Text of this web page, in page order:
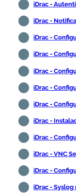
iDrac -
iDrac -
iDrac -
iDrac -
iDrac -
iDrac -
iDrac -
iDrac -
iDrac -
iDrac - VNC
iDrac -
iDrac -